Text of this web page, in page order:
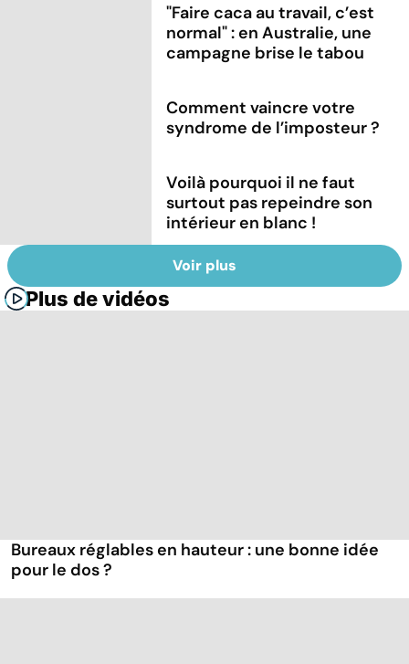
"Faire caca au travail, c’est
normal" : en Australie, une
campagne brise le tabou
Comment vaincre votre
syndrome de l’imposteur ?
Voilà pourquoi il ne faut
surtout pas repeindre son
intérieur en blanc !
Voir plus
Plus de vidéos
Bureaux réglables en hauteur : une bonne idée
pour le dos ?